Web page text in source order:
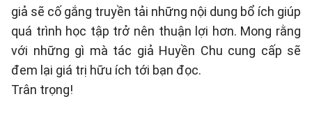
giả sẽ cố gắng truyền tải những nội dung bổ ích giúp
quá trình học tập trở nên thuận lợi hơn. Mong rằng
với những gì mà tác giả Huyền Chu cung cấp sẽ
đem lại giá trị hữu ích tới bạn đọc.
Trân trọng!